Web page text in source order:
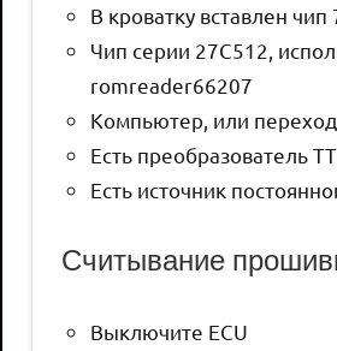
В кроватку вставлен
Чип серии 27C512,
romreader66207
Компьютер, или
Есть преобразователь
Есть источник
Считывание
Выключите ECU